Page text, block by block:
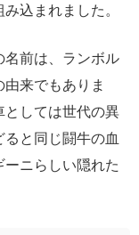
込まれました。
名前は、ランボル
来でもありま
としては世代の異
と同じ闘牛の血
ニらしい隠れた